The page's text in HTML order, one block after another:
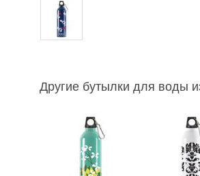
Другие бутылки для воды